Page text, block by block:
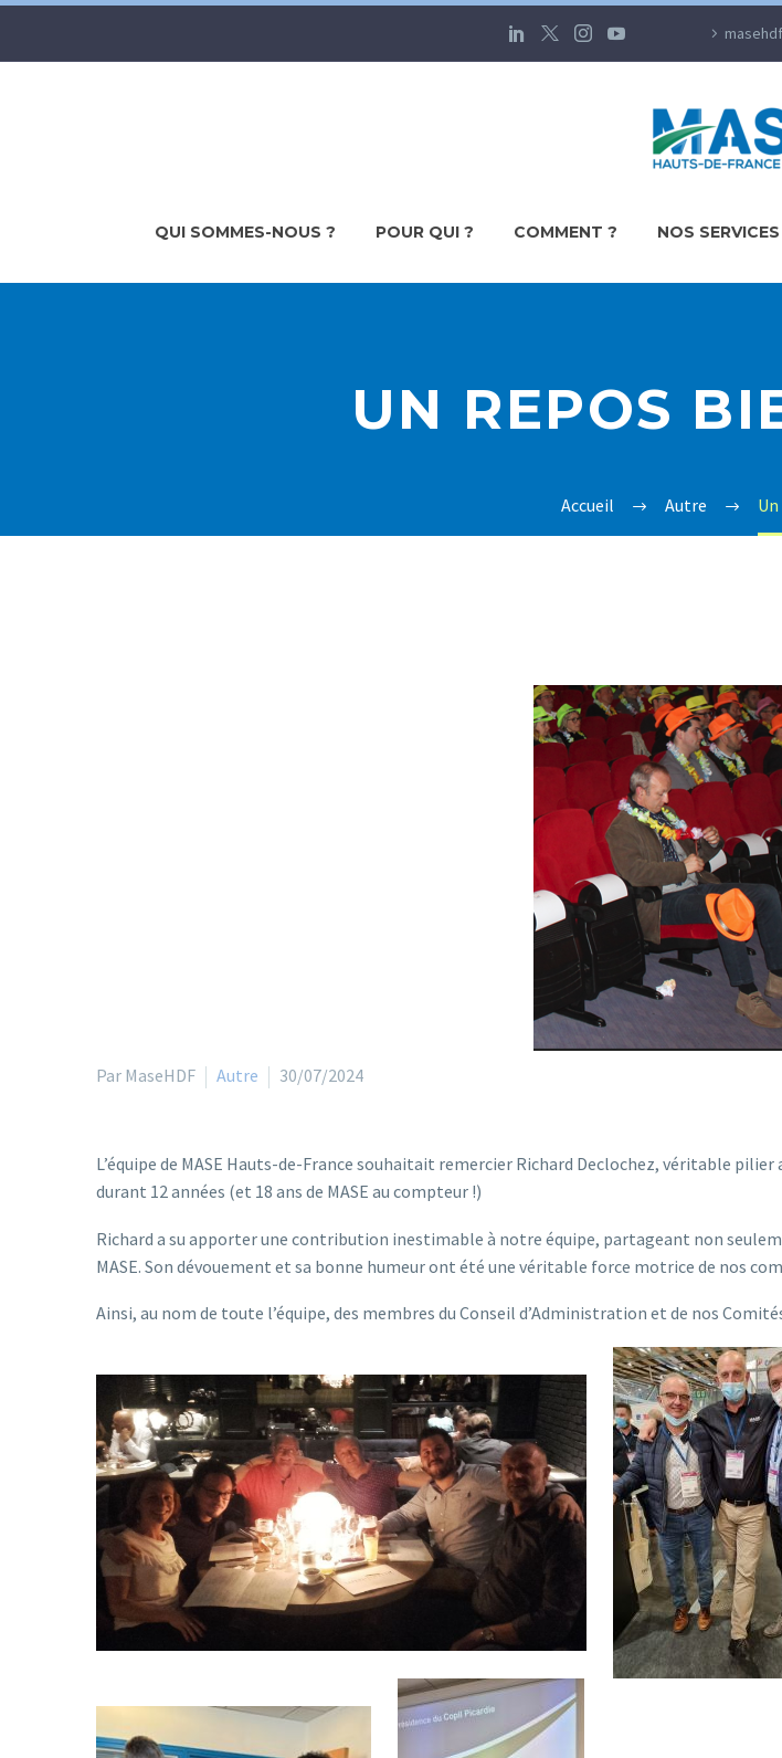
QUI SOMMES-NOUS ? POUR QUI ? COMMENT ? NOS SERVICES
UN REPOS
Accueil Autre
Par MaseHDF Autre 30/07/2024
L’équipe de MASE Hauts-de-France souhaitait remercier Richard Declochez, véritable
durant 12 années (et 18 ans de MASE au compteur !)
Richard a su apporter une contribution inestimable à notre équipe, partageant non
MASE. Son dévouement et sa bonne humeur ont été une véritable force motrice de nos
Ainsi, au nom de toute l’équipe, des membres du Conseil d’Administration et de nos